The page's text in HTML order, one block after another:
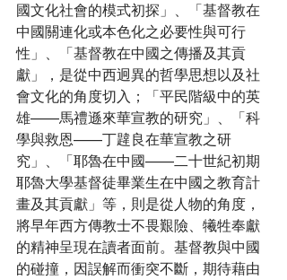
國文化社會的模式初探」、「基督教在
中國關連化或本色化之必要性與可行
性」、「基督教在中國之傳播及其貢
獻」，是從中西迥異的哲學思想以及社
會文化的角度切入；「平民階級中的英
雄——馬禮遜來華宣教的研究」、「科
學與救恩——丁韙良在華宣教之研
究」、「耶魯在中國——二十世紀初期
耶魯大學基督徒畢業生在中國之教育計
畫及其貢獻」等，則是從人物的角度，
將早年西方傳教士不畏艱險、犧牲奉獻
的精神呈現在讀者面前。基督教與中國
的碰撞，因誤解而衝突不斷，期待藉由